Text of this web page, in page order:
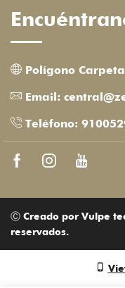
Polígono
Email:
Teléfono:
FacebookInstagram
Ⓒ Creado por Vulpe
reservados.